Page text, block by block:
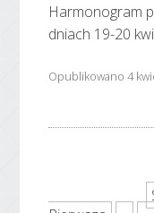
Harmonogram
dniach 19-20
Opublikowano 4